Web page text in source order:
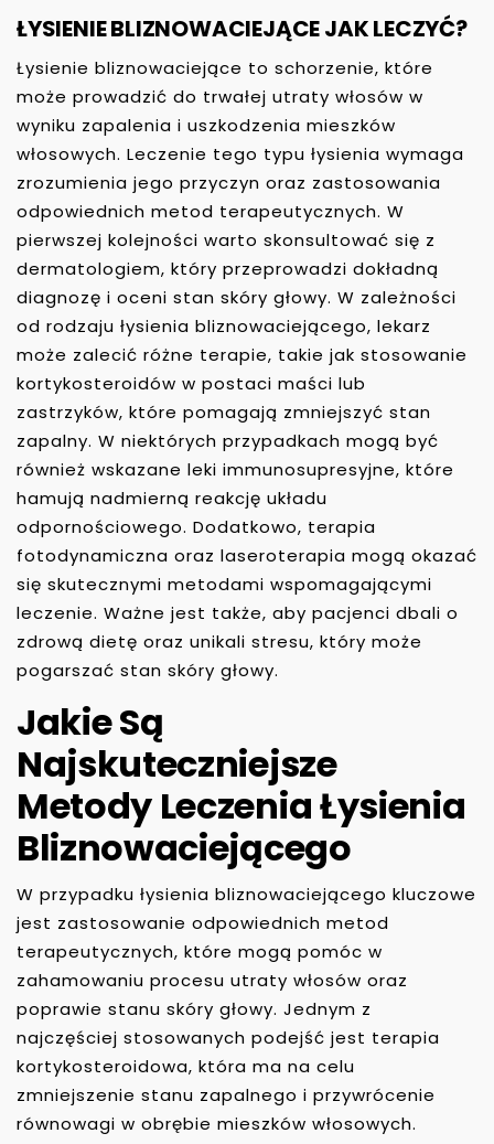
ŁYSIENIE BLIZNOWACIEJĄCE JAK LECZYĆ?
Łysienie bliznowaciejące to schorzenie, które
może prowadzić do trwałej utraty włosów w
wyniku zapalenia i uszkodzenia mieszków
włosowych. Leczenie tego typu łysienia wymaga
zrozumienia jego przyczyn oraz zastosowania
odpowiednich metod terapeutycznych. W
pierwszej kolejności warto skonsultować się z
dermatologiem, który przeprowadzi dokładną
diagnozę i oceni stan skóry głowy. W zależności
od rodzaju łysienia bliznowaciejącego, lekarz
może zalecić różne terapie, takie jak stosowanie
kortykosteroidów w postaci maści lub
zastrzyków, które pomagają zmniejszyć stan
zapalny. W niektórych przypadkach mogą być
również wskazane leki immunosupresyjne, które
hamują nadmierną reakcję układu
odpornościowego. Dodatkowo, terapia
fotodynamiczna oraz laseroterapia mogą okazać
się skutecznymi metodami wspomagającymi
leczenie. Ważne jest także, aby pacjenci dbali o
zdrową dietę oraz unikali stresu, który może
pogarszać stan skóry głowy.
Jakie Są
Najskuteczniejsze
Metody Leczenia Łysienia
Bliznowaciejącego
W przypadku łysienia bliznowaciejącego kluczowe
jest zastosowanie odpowiednich metod
terapeutycznych, które mogą pomóc w
zahamowaniu procesu utraty włosów oraz
poprawie stanu skóry głowy. Jednym z
najczęściej stosowanych podejść jest terapia
kortykosteroidowa, która ma na celu
zmniejszenie stanu zapalnego i przywrócenie
równowagi w obrębie mieszków włosowych.